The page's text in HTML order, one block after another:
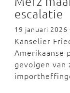
escalatie
19 januari
Kanselier
Amerikaanse
gevolgen van